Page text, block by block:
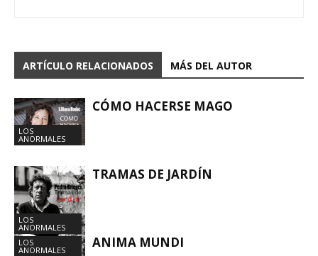
ARTÍCULO RELACIONADOS MÁS DEL AUTOR
LOS
ANORMALES
CÓMO HACERSE MAGO
LOS
ANORMALES
TRAMAS DE JARDÍN
LOS
ANORMALES
ANIMA MUNDI